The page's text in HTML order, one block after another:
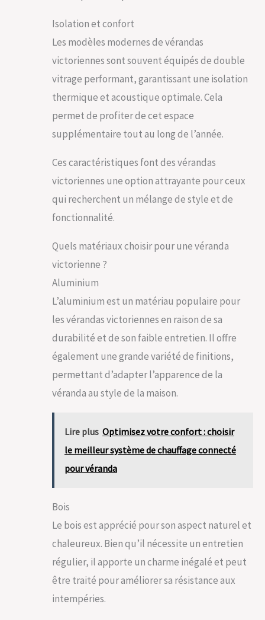
Isolation et confort
Les modèles modernes de vérandas
victoriennes sont souvent équipés de double
vitrage performant, garantissant une isolation
thermique et acoustique optimale. Cela
permet de profiter de cet espace
supplémentaire tout au long de l’année.
Ces caractéristiques font des vérandas
victoriennes une option attrayante pour ceux
qui recherchent un mélange de style et de
fonctionnalité.
Quels matériaux choisir pour une véranda
victorienne ?
Aluminium
L’aluminium est un matériau populaire pour
les vérandas victoriennes en raison de sa
durabilité et de son faible entretien. Il offre
également une grande variété de finitions,
permettant d’adapter l’apparence de la
véranda au style de la maison.
Lire plus Optimisez votre confort : choisir
le meilleur système de chauffage connecté
pour véranda
Bois
Le bois est apprécié pour son aspect naturel et
chaleureux. Bien qu’il nécessite un entretien
régulier, il apporte un charme inégalé et peut
être traité pour améliorer sa résistance aux
intempéries.